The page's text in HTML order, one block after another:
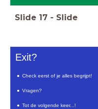
Slide 17 - Slide
Exit?
Check eerst of je alles begrijpt!
Vragen?
Tot de volgende keer...!